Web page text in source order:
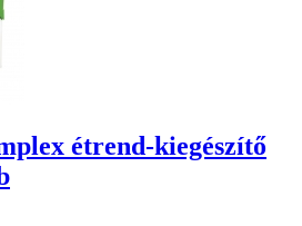
étrend-kiegészítő